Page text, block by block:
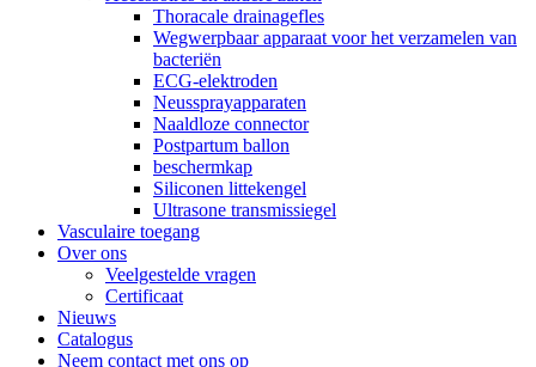
Thoracale drainagefles
Wegwerpbaar apparaat voor het verzamelen van
bacteriën
ECG-elektroden
Neussprayapparaten
Naaldloze connector
Postpartum ballon
beschermkap
Siliconen littekengel
Ultrasone transmissiegel
Vasculaire toegang
Over ons
Veelgestelde vragen
Certificaat
Nieuws
Catalogus
Neem contact met ons op